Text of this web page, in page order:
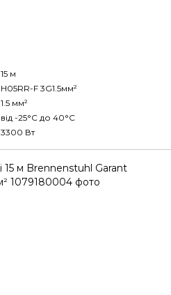
15 м
H05RR-F 3G1.5мм²
1.5 мм²
від -25°С до 40°С
3300 Вт